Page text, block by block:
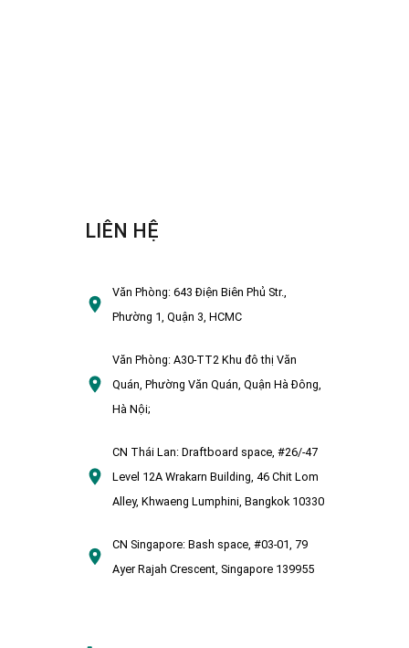
LIÊN HỆ
Văn Phòng:643 Điện Biên Phủ Str.,
Phường 1, Quận 3, HCMC
Văn Phòng:A30-TT2 Khu đô thị Văn
Quán, Phường Văn Quán, Quận Hà Đông,
Hà Nội;
CN Thái Lan: Draftboard space, #26/-47
Level 12A Wrakarn Building, 46 Chit Lom
Alley, Khwaeng Lumphini, Bangkok 10330
CN Singapore: Bash space, #03-01, 79
Ayer Rajah Crescent, Singapore 139955